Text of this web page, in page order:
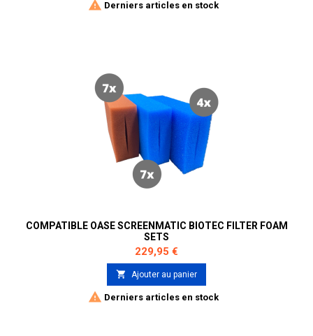
 Derniers articles en stock
COMPATIBLE OASE SCREENMATIC BIOTEC FILTER FOAM
SETS
Prix
229,95 €
 Ajouter au panier
 Derniers articles en stock